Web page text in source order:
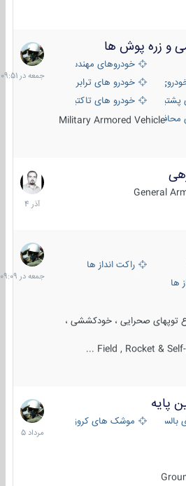
و زره پوش ها
خودروهای مهندسی
های رزمی پیاده نظام
خودرو های ترابری نظامی
آتش ، شناسایی و ضد تانک
خودرو های تاکتیکی نظامی
شده
Military Armored Vehicle
جمعه
در
09:51
General
7
آذر
1404
راکت انداز ها
توپهای صحرایی ، خودکششی ،
Field , Rocket &
جمعه
در
09:09
موشک های کروز
2
مرداد
1405